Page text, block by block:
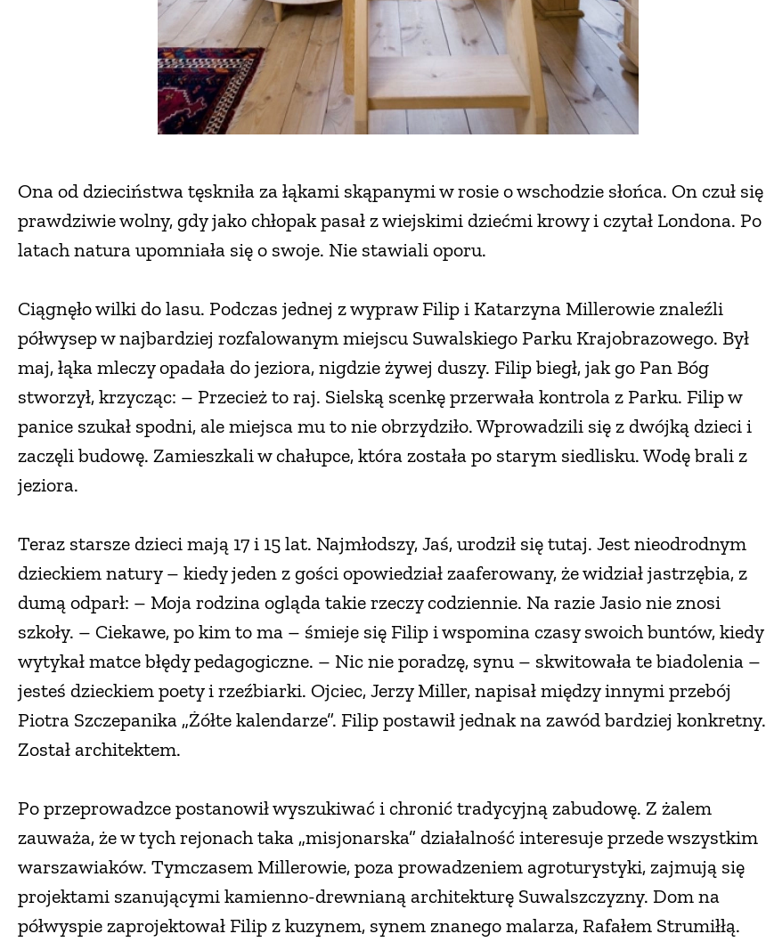
Ona od dzieciństwa tęskniła za łąkami skąpanymi w rosie o wschodzie słońca. On czuł się
prawdziwie wolny, gdy jako chłopak pasał z wiejskimi dziećmi krowy i czytał Londona. Po
latach natura upomniała się o swoje. Nie stawiali oporu.
Ciągnęło wilki do lasu. Podczas jednej z wypraw Filip i Katarzyna Millerowie znaleźli
półwysep w najbardziej rozfalowanym miejscu Suwalskiego Parku Krajobrazowego. Był
maj, łąka mleczy opadała do jeziora, nigdzie żywej duszy. Filip biegł, jak go Pan Bóg
stworzył, krzycząc: – Przecież to raj. Sielską scenkę przerwała kontrola z Parku. Filip w
panice szukał spodni, ale miejsca mu to nie obrzydziło. Wprowadzili się z dwójką dzieci i
zaczęli budowę. Zamieszkali w chałupce, która została po starym siedlisku. Wodę brali z
jeziora.
Teraz starsze dzieci mają 17 i 15 lat. Najmłodszy, Jaś, urodził się tutaj. Jest nieodrodnym
dzieckiem natury – kiedy jeden z gości opowiedział zaaferowany, że widział jastrzębia, z
dumą odparł: – Moja rodzina ogląda takie rzeczy codziennie. Na razie Jasio nie znosi
szkoły. – Ciekawe, po kim to ma – śmieje się Filip i wspomina czasy swoich buntów, kiedy
wytykał matce błędy pedagogiczne. – Nic nie poradzę, synu – skwitowała te biadolenia –
jesteś dzieckiem poety i rzeźbiarki. Ojciec, Jerzy Miller, napisał między innymi przebój
Piotra Szczepanika „Żółte kalendarze”. Filip postawił jednak na zawód bardziej konkretny.
Został architektem.
Po przeprowadzce postanowił wyszukiwać i chronić tradycyjną zabudowę. Z żalem
zauważa, że w tych rejonach taka „misjonarska” działalność interesuje przede wszystkim
warszawiaków. Tymczasem Millerowie, poza prowadzeniem agroturystyki, zajmują się
projektami szanującymi kamienno-drewnianą architekturę Suwalszczyzny. Dom na
półwyspie zaprojektował Filip z kuzynem, synem znanego malarza, Rafałem Strumiłłą.